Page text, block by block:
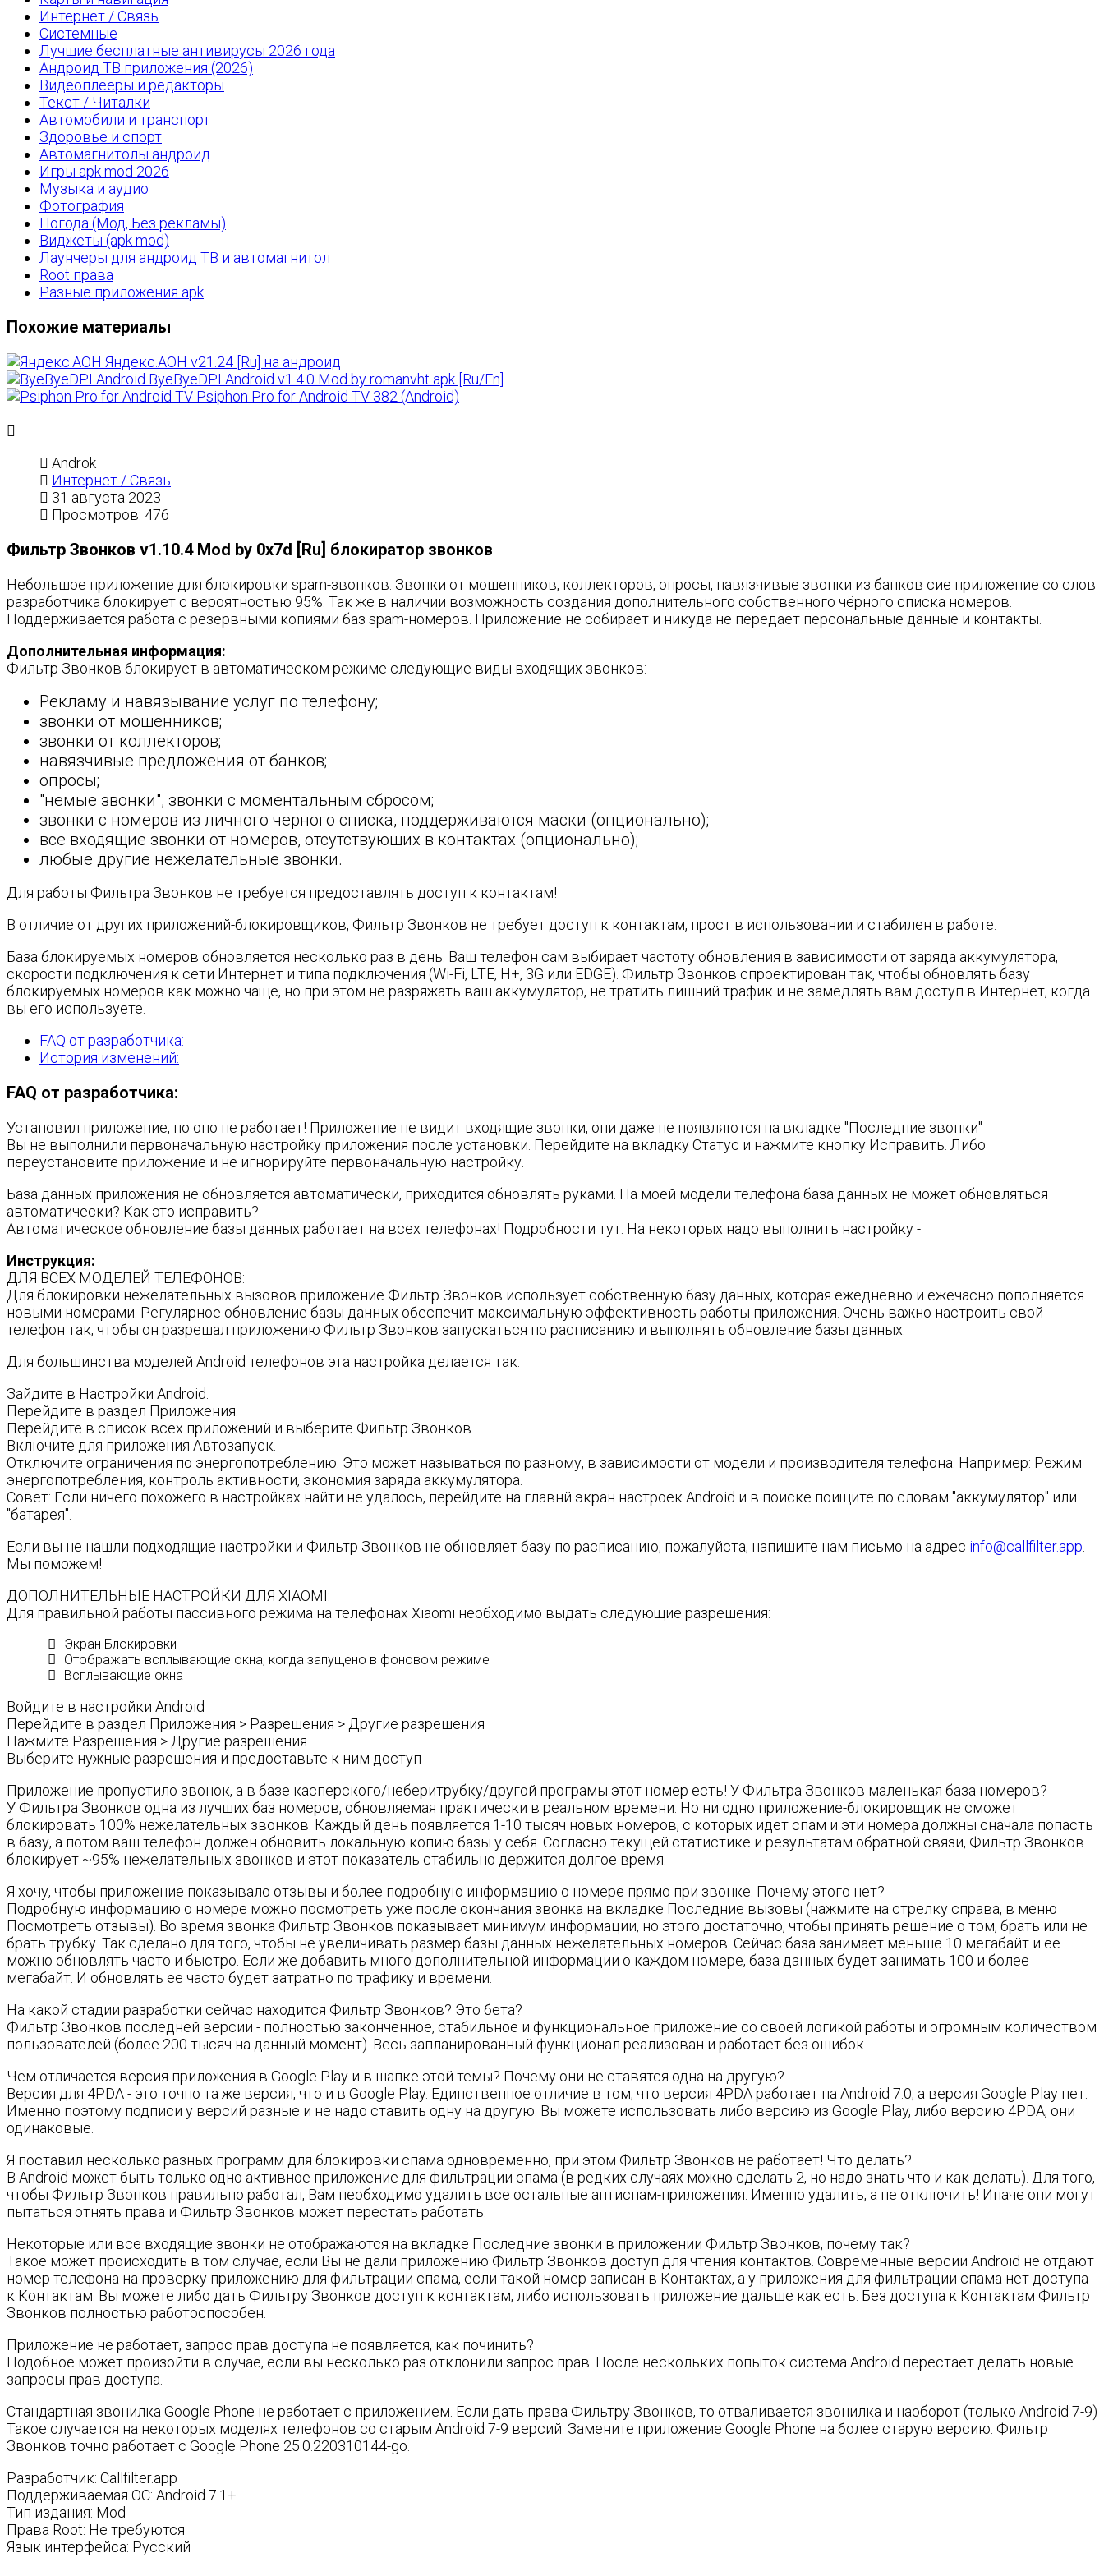
Интернет / Связь
Системные
Лучшие бесплатные антивирусы 2026 года
Андроид ТВ приложения (2026)
Видеоплееры и редакторы
Текст / Читалки
Автомобили и транспорт
Здоровье и спорт
Автомагнитолы андроид
Игры apk mod 2026
Музыка и аудио
Фотография
Погода (Мод, Без рекламы)
Виджеты (apk mod)
Лаунчеры для андроид ТВ и автомагнитол
Root права
Разные приложения apk
Похожие материалы
Яндекс.АОН v21.24 [Ru] на андроид
ByeByeDPI Android v1.4.0 Mod by romanvht apk [Ru/En]
Psiphon Pro for Android TV 382 (Android)
Androk
Интернет / Связь
31 августа 2023
Просмотров: 476
Фильтр Звонков v1.10.4 Mod by 0x7d [Ru] блокиратор звонков
Небольшое приложение для блокировки spam-звонков. Звонки от мошенников, коллекторов, опросы, навязчивые звонки из банков сие приложение со слов
разработчика блокирует с вероятностью 95%. Так же в наличии возможность создания дополнительного собственного чёрного списка номеров.
Поддерживается работа с резервными копиями баз spam-номеров. Приложение не собирает и никуда не передает персональные данные и контакты.
Дополнительная информация:
Фильтр Звонков блокирует в автоматическом режиме следующие виды входящих звонков:
Рекламу и навязывание услуг по телефону;
звонки от мошенников;
звонки от коллекторов;
навязчивые предложения от банков;
опросы;
"немые звонки", звонки с моментальным сбросом;
звонки с номеров из личного черного списка, поддерживаются маски (опционально);
все входящие звонки от номеров, отсутствующих в контактах (опционально);
любые другие нежелательные звонки.
Для работы Фильтра Звонков не требуется предоставлять доступ к контактам!
В отличие от других приложений-блокировщиков, Фильтр Звонков не требует доступ к контактам, прост в использовании и стабилен в работе.
База блокируемых номеров обновляется несколько раз в день. Ваш телефон сам выбирает частоту обновления в зависимости от заряда аккумулятора,
скорости подключения к сети Интернет и типа подключения (Wi-Fi, LTE, H+, 3G или EDGE). Фильтр Звонков спроектирован так, чтобы обновлять базу
блокируемых номеров как можно чаще, но при этом не разряжать ваш аккумулятор, не тратить лишний трафик и не замедлять вам доступ в Интернет, когда
вы его используете.
FAQ от разработчика:
История изменений:
FAQ от разработчика:
Установил приложение, но оно не работает! Приложение не видит входящие звонки, они даже не появляются на вкладке "Последние звонки"
Вы не выполнили первоначальную настройку приложения после установки. Перейдите на вкладку Статус и нажмите кнопку Исправить. Либо
переустановите приложение и не игнорируйте первоначальную настройку.
База данных приложения не обновляется автоматически, приходится обновлять руками. На моей модели телефона база данных не может обновляться
автоматически? Как это исправить?
Автоматическое обновление базы данных работает на всех телефонах! Подробности тут. На некоторых надо выполнить настройку -
Инструкция:
ДЛЯ ВСЕХ МОДЕЛЕЙ ТЕЛЕФОНОВ:
Для блокировки нежелательных вызовов приложение Фильтр Звонков использует собственную базу данных, которая ежедневно и ежечасно пополняется
новыми номерами. Регулярное обновление базы данных обеспечит максимальную эффективность работы приложения. Очень важно настроить свой
телефон так, чтобы он разрешал приложению Фильтр Звонков запускаться по расписанию и выполнять обновление базы данных.
Для большинства моделей Android телефонов эта настройка делается так:
Зайдите в Настройки Android.
Перейдите в раздел Приложения.
Перейдите в список всех приложений и выберите Фильтр Звонков.
Включите для приложения Автозапуск.
Отключите ограничения по энергопотреблению. Это может называться по разному, в зависимости от модели и производителя телефона. Например: Режим
энергопотребления, контроль активности, экономия заряда аккумулятора.
Совет: Если ничего похожего в настройках найти не удалось, перейдите на главнй экран настроек Android и в поиске поищите по словам "аккумулятор" или
"батарея".
Если вы не нашли подходящие настройки и Фильтр Звонков не обновляет базу по расписанию, пожалуйста, напишите нам письмо на адрес info@callfilter.app
Мы поможем!
ДОПОЛНИТЕЛЬНЫЕ НАСТРОЙКИ ДЛЯ XIAOMI:
Для правильной работы пассивного режима на телефонах Xiaomi необходимо выдать следующие разрешения:
Экран Блокировки
Отображать всплывающие окна, когда запущено в фоновом режиме
Всплывающие окна
Войдите в настройки Android
Перейдите в раздел Приложения > Разрешения > Другие разрешения
Нажмите Разрешения > Другие разрешения
Выберите нужные разрешения и предоставьте к ним доступ
Приложение пропустило звонок, а в базе касперского/неберитрубку/другой програмы этот номер есть! У Фильтра Звонков маленькая база номеров?
У Фильтра Звонков одна из лучших баз номеров, обновляемая практически в реальном времени. Но ни одно приложение-блокировщик не сможет
блокировать 100% нежелательных звонков. Каждый день появляется 1-10 тысяч новых номеров, с которых идет спам и эти номера должны сначала попасть
в базу, а потом ваш телефон должен обновить локальную копию базы у себя. Согласно текущей статистике и результатам обратной связи, Фильтр Звонков
блокирует ~95% нежелательных звонков и этот показатель стабильно держится долгое время.
Я хочу, чтобы приложение показывало отзывы и более подробную информацию о номере прямо при звонке. Почему этого нет?
Подробную информацию о номере можно посмотреть уже после окончания звонка на вкладке Последние вызовы (нажмите на стрелку справа, в меню
Посмотреть отзывы). Во время звонка Фильтр Звонков показывает минимум информации, но этого достаточно, чтобы принять решение о том, брать или не
брать трубку. Так сделано для того, чтобы не увеличивать размер базы данных нежелательных номеров. Сейчас база занимает меньше 10 мегабайт и ее
можно обновлять часто и быстро. Если же добавить много дополнительной информации о каждом номере, база данных будет занимать 100 и более
мегабайт. И обновлять ее часто будет затратно по трафику и времени.
На какой стадии разработки сейчас находится Фильтр Звонков? Это бета?
Фильтр Звонков последней версии - полностью законченное, стабильное и функциональное приложение со своей логикой работы и огромным количеством
пользователей (более 200 тысяч на данный момент). Весь запланированный функционал реализован и работает без ошибок.
Чем отличается версия приложения в Google Play и в шапке этой темы? Почему они не ставятся одна на другую?
Версия для 4PDA - это точно та же версия, что и в Google Play. Единственное отличие в том, что версия 4PDA работает на Android 7.0, а версия Google Play нет.
Именно поэтому подписи у версий разные и не надо ставить одну на другую. Вы можете использовать либо версию из Google Play, либо версию 4PDA, они
одинаковые.
Я поставил несколько разных программ для блокировки спама одновременно, при этом Фильтр Звонков не работает! Что делать?
В Android может быть только одно активное приложение для фильтрации спама (в редких случаях можно сделать 2, но надо знать что и как делать). Для того,
чтобы Фильтр Звонков правильно работал, Вам необходимо удалить все остальные антиспам-приложения. Именно удалить, а не отключить! Иначе они могут
пытаться отнять права и Фильтр Звонков может перестать работать.
Некоторые или все входящие звонки не отображаются на вкладке Последние звонки в приложении Фильтр Звонков, почему так?
Такое может происходить в том случае, если Вы не дали приложению Фильтр Звонков доступ для чтения контактов. Современные версии Android не отдают
номер телефона на проверку приложению для фильтрации спама, если такой номер записан в Контактах, а у приложения для фильтрации спама нет доступа
к Контактам. Вы можете либо дать Фильтру Звонков доступ к контактам, либо использовать приложение дальше как есть. Без доступа к Контактам Фильтр
Звонков полностью работоспособен.
Приложение не работает, запрос прав доступа не появляется, как починить?
Подобное может произойти в случае, если вы несколько раз отклонили запрос прав. После нескольких попыток система Android перестает делать новые
запросы прав доступа.
Стандартная звонилка Google Phone не работает с приложением. Если дать права Фильтру Звонков, то отваливается звонилка и наоборот (только Android 7-9)
Такое случается на некоторых моделях телефонов со старым Android 7-9 версий. Замените приложение Google Phone на более старую версию. Фильтр
Звонков точно работает с Google Phone 25.0.220310144-go.
Разработчик: Callfilter.app
Поддерживаемая ОС: Android 7.1+
Тип издания: Mod
Права Root: Не требуются
Язык интерфейса: Русский